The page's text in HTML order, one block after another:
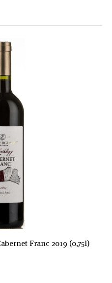
Franc 2019 (0,75l)